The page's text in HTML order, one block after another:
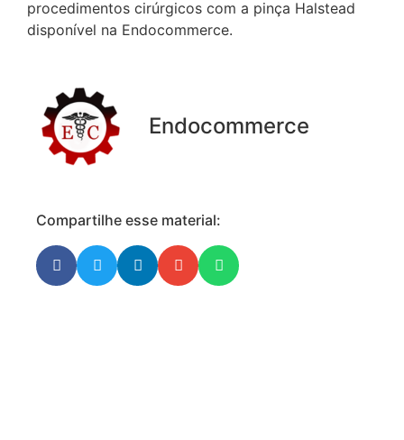
procedimentos cirúrgicos com a pinça Halstead
disponível na Endocommerce.
Endocommerce
Compartilhe esse material: